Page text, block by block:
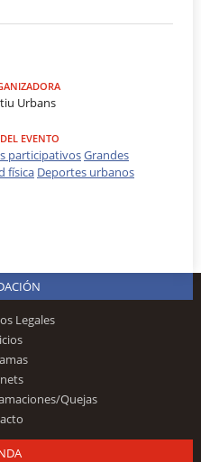
Urbans
EVENTO
participativosGrandes
física Deportes urbanos
Legales
Quejas